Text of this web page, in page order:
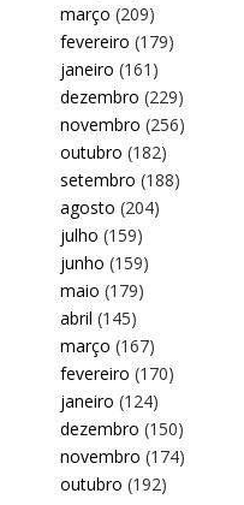
março (209)
fevereiro (179)
janeiro (161)
dezembro (229)
novembro (256)
outubro (182)
setembro (188)
agosto (204)
julho (159)
junho (159)
maio (179)
abril (145)
março (167)
fevereiro (170)
janeiro (124)
dezembro (150)
novembro (174)
outubro (192)